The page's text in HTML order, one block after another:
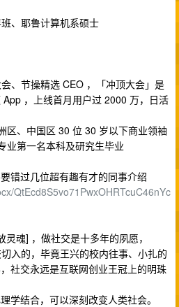
、耶鲁计算机系硕士
、节操精选 CEO ，「冲顶大会」是
，上线首月用户过 2000 万，日活
区、中国区 30 位 30 岁以下商业领袖
业第一名本科及研究生毕业
错过几位超有趣有才的同事介绍
QtEcd8S5vo71PwxOHRTcuC46nYc
魂] ，做社交是十多年的夙愿，
入的，毕竟王兴的校内往事、小扎的
社交永远是互联网创业王冠上的明珠
学结合，可以深刻改变人类社会。